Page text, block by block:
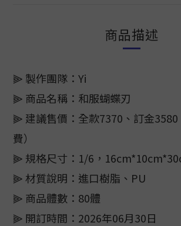
商品描述
⫸ 製作團隊：Yi
⫸ 商品名稱：和服蝴蝶刃
⫸ 建議售價：全款7370、訂金3580
費）
⫸ 規格尺寸：1/6，
⫸ 材質說明：進口樹脂、PU
⫸ 商品體數：80體
⫸ 開訂時間：2026年06月30日